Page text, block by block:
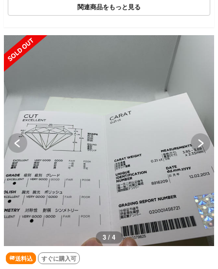
関連商品をもっと見る
3 / 4
送料込 すぐに購入可